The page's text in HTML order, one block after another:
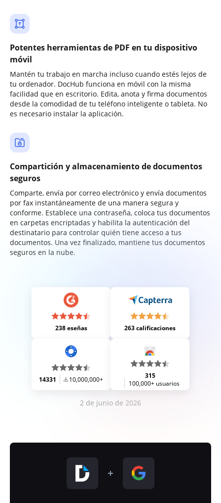
Potentes herramientas de PDF en tu dispositivo
móvil
Mantén tu trabajo en marcha incluso cuando estés lejos de
tu ordenador. DocHub funciona en móvil con la misma
facilidad que en escritorio. Edita, anota y firma documentos
desde la comodidad de tu teléfono inteligente o tableta. No
es necesario instalar la aplicación.
Compartición y almacenamiento de documentos
seguros
Comparte, envía por correo electrónico y envía documentos
por fax instantáneamente de una manera segura y
conforme. Establece una contraseña, coloca tus documentos
en carpetas encriptadas y habilita la autenticación del
destinatario para controlar quién tiene acceso a tus
documentos. Una vez finalizado, mantiene tus documentos
seguros en la nube.
238 eseñas 263 calificaciones
14331 10,000,000+
315
100,000+ usuarios
2 de junio de 2026